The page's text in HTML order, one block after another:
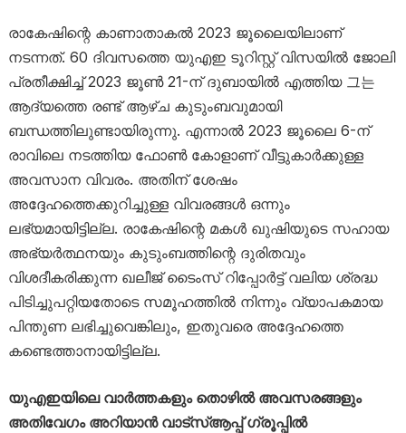
രാകേഷിന്റെ കാണാതാകൽ 2023 ജൂലൈയിലാണ്
നടന്നത്. 60 ദിവസത്തെ യുഎഇ ടൂറിസ്റ്റ് വിസയിൽ ജോലി
പ്രതീക്ഷിച്ച് 2023 ജൂൺ 21-ന് ദുബായിൽ എത്തിയ 그는
ആദ്യത്തെ രണ്ട് ആഴ്ച കുടുംബവുമായി
ബന്ധത്തിലുണ്ടായിരുന്നു. എന്നാൽ 2023 ജൂലൈ 6-ന്
രാവിലെ നടത്തിയ ഫോൺ കോളാണ് വീട്ടുകാർക്കുള്ള
അവസാന വിവരം. അതിന് ശേഷം
അദ്ദേഹത്തെക്കുറിച്ചുള്ള വിവരങ്ങൾ ഒന്നും
ലഭ്യമായിട്ടില്ല. രാകേഷിന്റെ മകൾ ഖുഷിയുടെ സഹായ
അഭ്യർത്ഥനയും കുടുംബത്തിന്റെ ദുരിതവും
വിശദീകരിക്കുന്ന ഖലീജ് ടൈംസ് റിപ്പോർട്ട് വലിയ ശ്രദ്ധ
പിടിച്ചുപറ്റിയതോടെ സമൂഹത്തിൽ നിന്നും വ്യാപകമായ
പിന്തുണ ലഭിച്ചുവെങ്കിലും, ഇതുവരെ അദ്ദേഹത്തെ
കണ്ടെത്താനായിട്ടില്ല.
യുഎഇയിലെ വാർത്തകളും തൊഴിൽ അവസരങ്ങളും
അതിവേഗം അറിയാൻ വാട്സ്ആപ്പ് ഗ്രൂപ്പിൽ